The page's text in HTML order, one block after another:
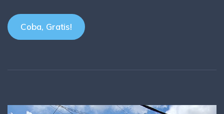
Coba, Gratis!